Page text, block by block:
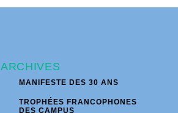
ARCHIVES
MANIFESTE DES 30 ANS
TROPHÉES FRANCOPHONES
DES CAMPUS